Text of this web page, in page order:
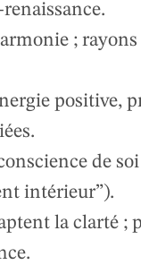
;
positive,
de
intérieur”).
la clarté ;